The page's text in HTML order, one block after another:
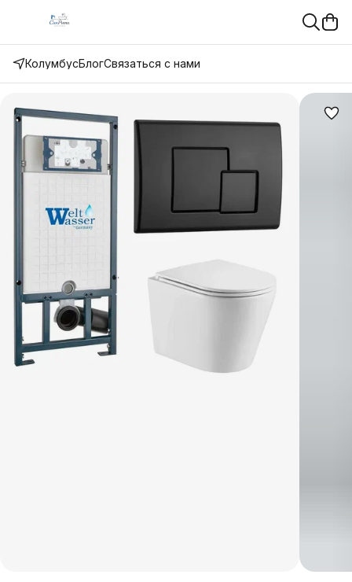
КолумбусБлогСвязаться с нами